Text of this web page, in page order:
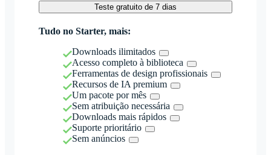
Teste gratuito de 7 dias
Tudo no Starter, mais:
Downloads ilimitados
Acesso completo à biblioteca
Ferramentas de design profissionais
Recursos de IA premium
Um pacote por mês
Sem atribuição necessária
Downloads mais rápidos
Suporte prioritário
Sem anúncios